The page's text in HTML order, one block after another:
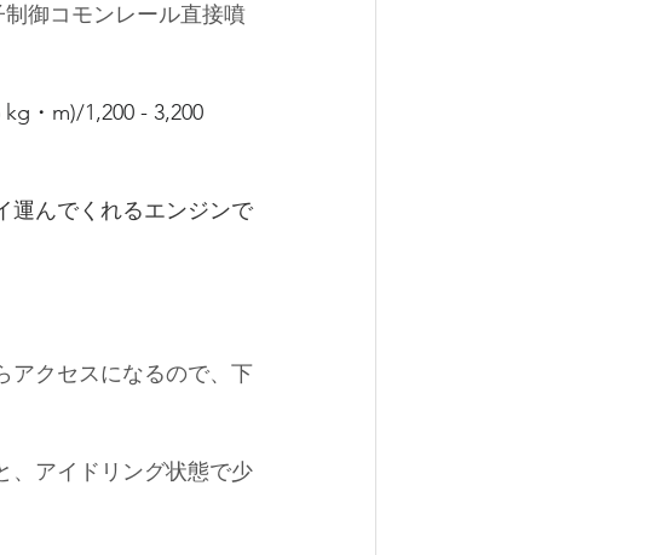
制御コモンレール直接噴
kg・m)/1,200 - 3,200
運んでくれるエンジンで
アクセスになるので、下
、アイドリング状態で少